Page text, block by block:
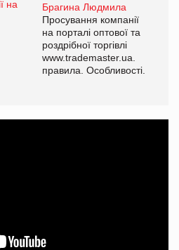
Брагина Людмила
Просування компанії
на порталі оптової та
роздрібної торгівлі
www.trademaster.ua.
правила. Особливості.